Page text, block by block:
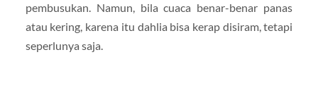
pembusukan. Namun, bila cuaca benar-benar panas
atau kering, karena itu dahlia bisa kerap disiram, tetapi
seperlunya saja.